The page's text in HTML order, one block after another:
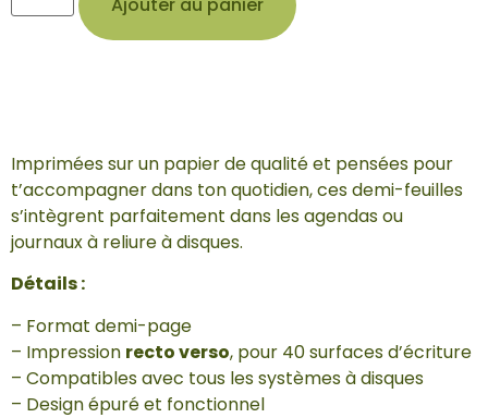
Imprimées sur un papier de qualité et pensées pour
t’accompagner dans ton quotidien, ces demi-feuilles
s’intègrent parfaitement dans les agendas ou
journaux à reliure à disques.
Détails :
– Format demi-page
– Impression recto verso, pour 40 surfaces d’écriture
– Compatibles avec tous les systèmes à disques
– Design épuré et fonctionnel